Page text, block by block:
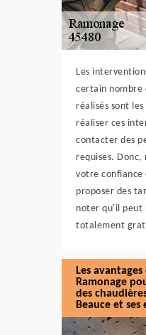
Les
certain nombre
réalisés sont
réaliser ces
contacter des
requises. Donc,
votre confiance
proposer des
noter qu'il peut
totalement
Les
Ramonage
des
Beauce et ses